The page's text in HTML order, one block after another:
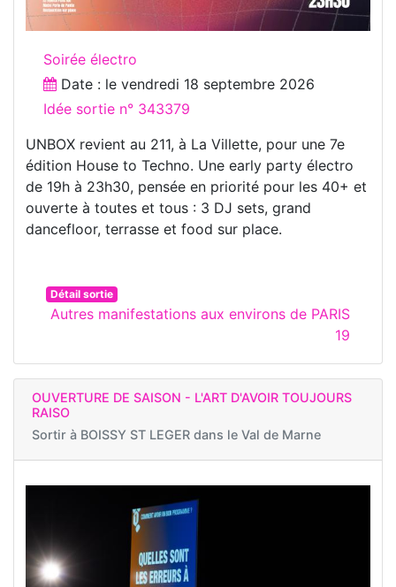
Soirée électro
Date : le vendredi 18 septembre 2026
Idée sortie n° 343379
UNBOX revient au 211, à La Villette, pour une 7e
édition House to Techno. Une early party électro
de 19h à 23h30, pensée en priorité pour les 40+ et
ouverte à toutes et tous : 3 DJ sets, grand
dancefloor, terrasse et food sur place.
Détail sortie
Autres manifestations aux environs de PARIS
19
OUVERTURE DE SAISON - L'ART D'AVOIR TOUJOURS
RAISO
Sortir à BOISSY ST LEGER dans le Val de Marne